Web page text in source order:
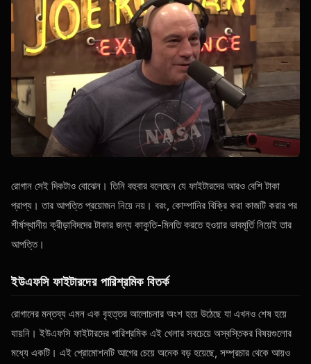
রোগান সেই দিকটাও বোঝেন। তিনি বহুবার বলেছেন যে ফাইটারদের আরও বেশি টাকা
প্রাপ্য। তার আপত্তি প্রয়োজন নিয়ে নয়। বরং, কোম্পানির বিক্রি করা কাজটি করার পর
শীর্ষস্থানীয় ক্রীড়াবিদদের টাকার জন্য কাকুতি-মিনতি করতে হওয়ার ভাবমূর্তি নিয়েই তার
আপত্তি।
ইউএফসি ফাইটারদের পারিশ্রমিক বিতর্ক
রোগানের মন্তব্য এমন এক বৃহত্তর আলোচনার অংশ হয়ে উঠেছে যা এখনও শেষ হয়ে
যায়নি। ইউএফসি ফাইটারদের পারিশ্রমিক এই খেলার সবচেয়ে অস্বস্তিকর বিষয়গুলোর
মধ্যে একটি। এই প্রোমোশনটি আগের চেয়ে অনেক বড় হয়েছে, সম্প্রচার থেকে আয়ও